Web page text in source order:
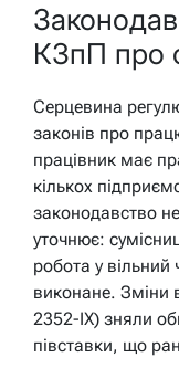
КЗпП про
Серцевина
законів про
працівник має
кількох
законодавство
уточнює:
робота у
виконане. Зміни
2352-IX) зняли
півставки, що